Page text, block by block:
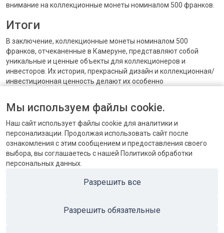
внимание на коллекционные монеты номиналом 500 франков.
Итоги
В заключение, коллекционные монеты номиналом 500
франков, отчеканенные в Камеруне, представляют собой
уникальные и ценные объекты для коллекционеров и
инвесторов. Их история, прекрасный дизайн и коллекционная/
инвестиционная ценность делают их особенно
коллекционировании или инвестировании в монеты, монеты
номиналом 500 франков, выпущенные Камеруном, могут быть
отличным выбором.
ПОПУЛЯРНЫЕ КАТЕГОРИИ
Мы используем файлы cookie.
Наш сайт использует файлы cookie для аналитики и
персонализации. Продолжая использовать сайт после
ознакомления с этим сообщением и предоставления своего
выбора, вы соглашаетесь с нашей Политикой обработки
персональных данных.
Разрешить все
Разрешить обязательные